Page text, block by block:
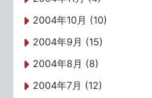
2004年10月 (10)
2004年9月 (15)
2004年8月 (8)
2004年7月 (12)